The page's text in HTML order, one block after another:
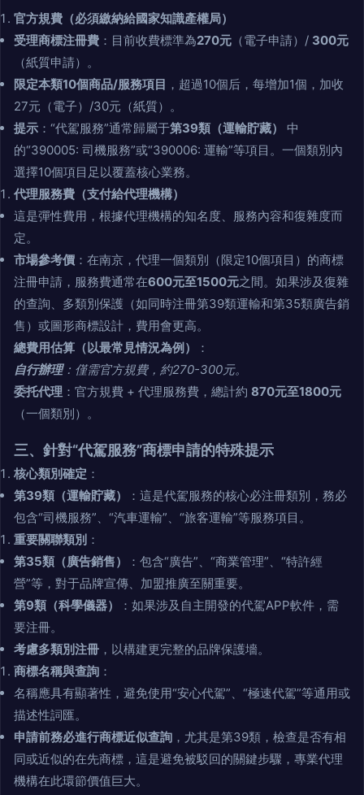
官方規費（必須繳納給國家知識產權局）
受理商標注冊費 ：目前收費標準為270元 （電子申請）/ 300元
（紙質申請）。
限定本類10個商品/服務項目 ，超過10個后，每增加1個，加收
27元（電子）/30元（紙質）。
提示 ：“代駕服務”通常歸屬于第39類（運輸貯藏）
中
的“390005: 司機服務”或“390006: 運輸”等項目。一個類別內
選擇10個項目足以覆蓋核心業務。
代理服務費（支付給代理機構）
這是彈性費用，根據代理機構的知名度、服務內容和復雜度而
定。
市場參考價 ：在南京，代理一個類別（限定10個項目）的商標
注冊申請，服務費通常在600元至1500元之間。如果涉及復雜
的查詢、多類別保護（如同時注冊第39類運輸和第35類廣告銷
售）或圖形商標設計，費用會更高。
總費用估算（以最常見情況為例）
：
自行辦理：僅需官方規費，約270-300元。
委托代理 ：官方規費 + 代理服務費，總計約 870元至1800元
（一個類別）。
三、針對“代駕服務”商標申請的特殊提示
核心類別確定 ：
第39類（運輸貯藏）
：這是代駕服務的核心必注冊類別，務必
包含“司機服務”、“汽車運輸”、“旅客運輸”等服務項目。
重要關聯類別 ：
第35類（廣告銷售）
：包含“廣告”、“商業管理”、“特許經
營”等，對于品牌宣傳、加盟推廣至關重要。
第9類（科學儀器）
：如果涉及自主開發的代駕APP軟件，需
要注冊。
考慮多類別注冊 ，以構建更完整的品牌保護墻。
商標名稱與查詢 ：
名稱應具有顯著性，避免使用“安心代駕”、“極速代駕”等通用或
描述性詞匯。
申請前務必進行商標近似查詢 ，尤其是第39類，檢查是否有相
同或近似的在先商標，這是避免被駁回的關鍵步驟，專業代理
機構在此環節價值巨大。